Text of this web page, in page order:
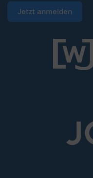
Jetzt anmelden